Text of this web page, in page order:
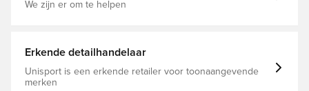
We zijn er om te helpen
Erkende detailhandelaar
Unisport is een erkende retailer voor toonaangevende
merken